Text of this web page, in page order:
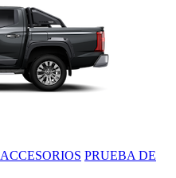
ACCESORIOS PRUEBA DE